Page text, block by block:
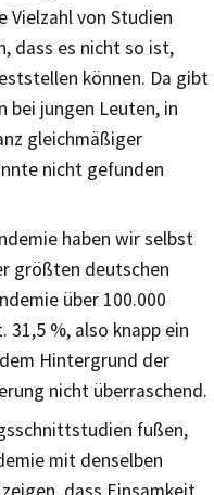
Vielzahl von Studien
dass es nicht so ist,
können. Da gibt
bei jungen Leuten, in
gleichmäßiger
nicht gefunden
haben wir selbst
größten deutschen
über 100.000
31,5 %, also knapp ein
Hintergrund der
nicht überraschend.
fußen,
mit denselben
dass Einsamkeit